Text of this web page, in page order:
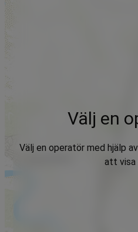
Välj en
Välj en operatör med hjälp
att visa